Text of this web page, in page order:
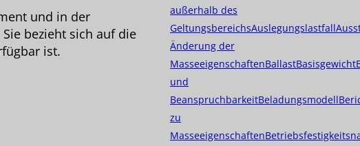
und in der
bezieht sich auf die
ist.
außerhalb des
GeltungsbereichsAuslegungslastfall
Änderung der
MasseeigenschaftenBallastBasisgewicht
und
BeanspruchbarkeitBeladungsmodell
zu
Masseeigenschaften